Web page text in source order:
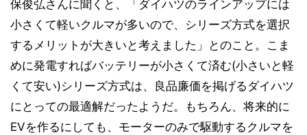
保俊弘さんに聞くと、「ダイハツのラインアップには
小さくて軽いクルマが多いので、シリーズ方式を選択
するメリットが大きいと考えました」とのこと。こま
めに発電すればバッテリーが小さくて済む(小さいと軽
くて安い)シリーズ方式は、良品廉価を掲げるダイハツ
にとっての最適解だったようだ。もちろん、将来的に
EVを作るにしても、モーターのみで駆動するクルマを